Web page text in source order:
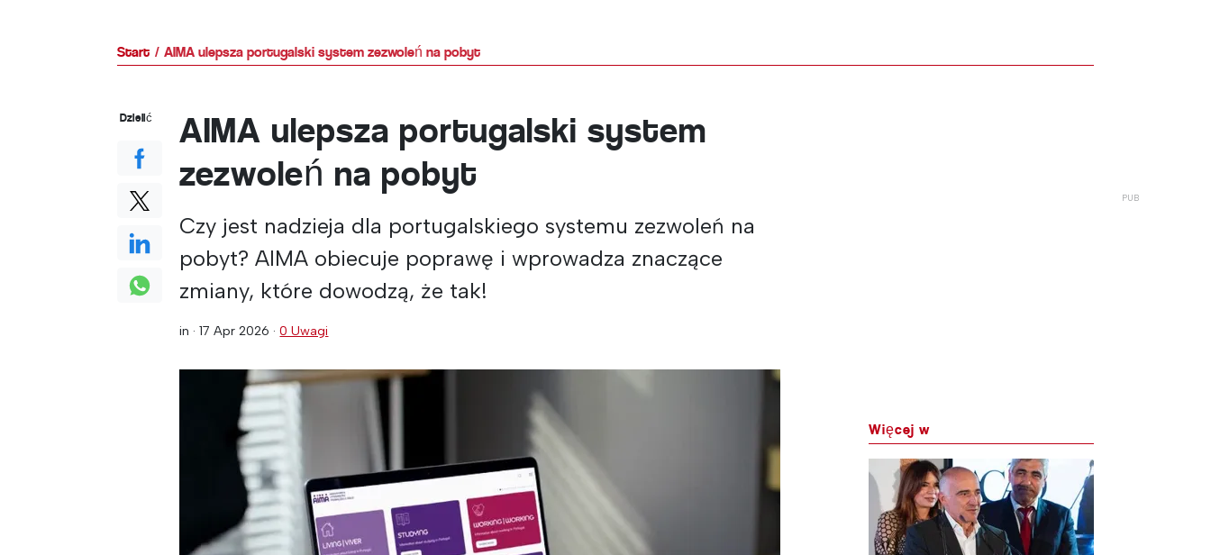
Start AIMA ulepsza portugalski system zezwoleń na pobyt
AIMA ulepsza portugalski system
zezwoleń na pobyt
Czy jest nadzieja dla portugalskiego systemu zezwoleń na
pobyt? AIMA obiecuje poprawę i wprowadza znaczące
zmiany, które dowodzą, że tak!
in ·17 Apr 2026 ·0 Uwagi
Dzielić
Więcej w